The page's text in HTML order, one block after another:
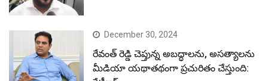
December 30, 2024
రేవంత్ రెడ్డి చెప్తున్న అబద్ధాలను, అసత్యాలను
మీడియా యథాతథంగా ప్రచురితం చేస్తుంది: